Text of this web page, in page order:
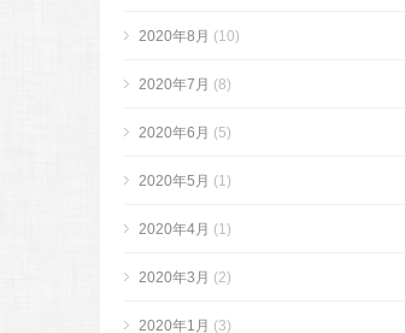
2020年8月 (10)
2020年7月 (8)
2020年6月 (5)
2020年5月 (1)
2020年4月 (1)
2020年3月 (2)
2020年1月 (3)